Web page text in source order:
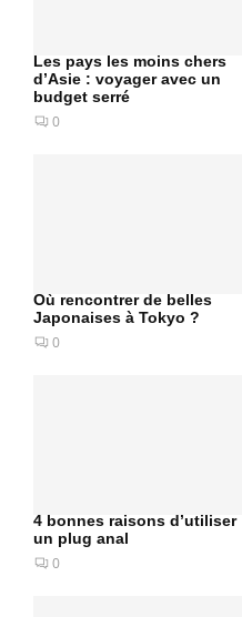
Les pays les moins chers
d’Asie : voyager avec un
budget serré
0
Où rencontrer de belles
Japonaises à Tokyo ?
0
4 bonnes raisons d’utiliser
un plug anal
0